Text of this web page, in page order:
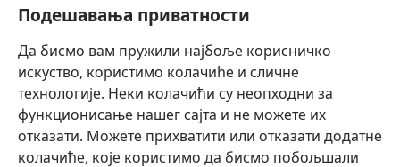
Подешавања приватности
Да бисмо вам пружили најбоље корисничко
искуство, користимо колачиће и сличне
технологије. Неки колачићи су неопходни за
функционисање нашег сајта и не можете их
отказати. Можете прихватити или отказати додатне
колачиће, које користимо да бисмо побољшали
(отвара
нови
прозор)ОНЛАЈН БИБЛИОТЕКА Watchtower
(отвара
нови
прозор)JW Hub®
(отвара
нови
прозор)JW Library